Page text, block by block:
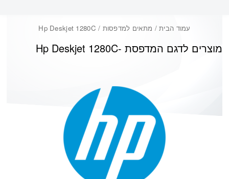
עמוד הבית/ מתאים למדפסות / Hp Deskjet 1280C
Hp Deskjet 1280Cמוצרים לדגם המדפסת -